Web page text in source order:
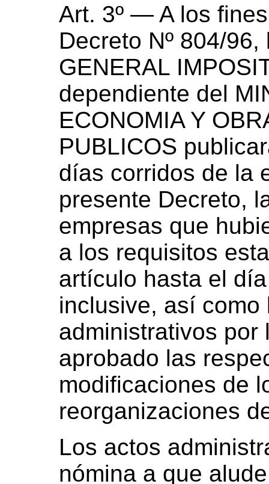
Art. 3º — A los
Decreto Nº 804/
GENERAL
dependiente del
ECONOMIA Y
PUBLICOS
días corridos de la
presente Decreto,
empresas que
a los requisitos
artículo hasta el
inclusive, así como
administrativos por
aprobado las
modificaciones de
reorganizaciones
Los actos
nómina a que